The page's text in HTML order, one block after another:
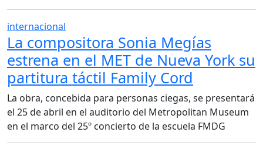
internacional
La compositora Sonia Megías
estrena en el MET de Nueva York su
partitura táctil Family Cord
La obra, concebida para personas ciegas, se presentará
el 25 de abril en el auditorio del Metropolitan Museum
en el marco del 25º concierto de la escuela FMDG